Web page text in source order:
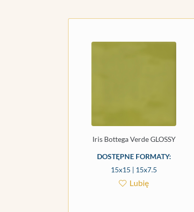
Iris Bottega Verde GLOSSY
DOSTĘPNE FORMATY:
15x15 | 15x7.5
Lubię